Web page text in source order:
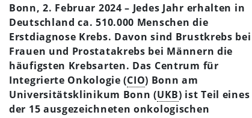
Bonn, 2. Februar 2024 – Jedes Jahr erhalten in
Deutschland ca. 510.000 Menschen die
Erstdiagnose Krebs. Davon sind Brustkrebs bei
Frauen und Prostatakrebs bei Männern die
häufigsten Krebsarten. Das Centrum für
Integrierte Onkologie (CIO) Bonn am
Universitätsklinikum Bonn (UKB) ist Teil eines
der 15 ausgezeichneten onkologischen